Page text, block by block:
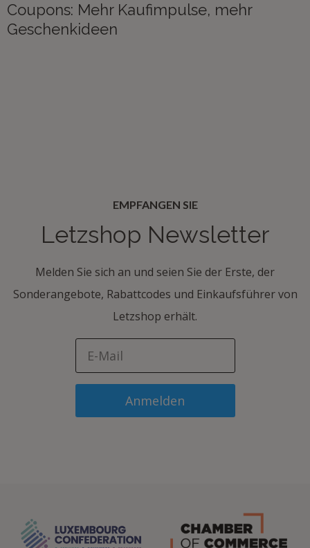
Coupons: Mehr Kaufimpulse, mehr
Geschenkideen
EMPFANGEN SIE
Letzshop Newsletter
Melden Sie sich an und seien Sie der Erste, der
Sonderangebote, Rabattcodes und Einkaufsführer von
Letzshop erhält.